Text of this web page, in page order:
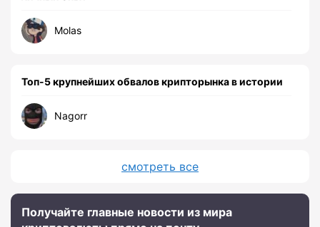
Molas
Топ-5 крупнейших обвалов крипторынка в истории
Nagorr
смотреть все
Получайте главные новости из мира